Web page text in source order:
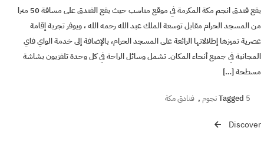
يقع فندق انجم مكة المكرمة في موقع مناسب حيث يقع الفندق على مسافة 50 مترا
من المسجد الحرام مقابل توسعة الملك عبد الله رحمه الله ، ويوفر تجربة إقامة
عصرية تميزها إطلالاتها الرائعة على المسجد الحرام، بالإضافة إلى خدمة الواي فاي
المجانية في جميع أنحاء المكان. تشمل وسائل الراحة في كل وحدة تلفزيون بشاشة
مسطحة […]
Tagged 5 نجوم , فنادق مكة
Discover